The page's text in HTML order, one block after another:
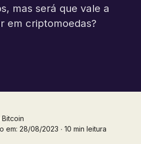
mas será que vale a
em criptomoedas?
Bitcoin
em: 28/08/2023 ∙ 10 min leitura